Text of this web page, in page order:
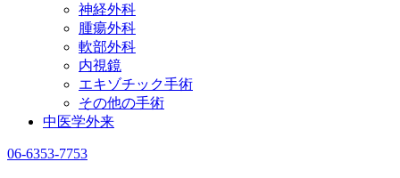
神経外科
腫瘍外科
軟部外科
内視鏡
エキゾチック手術
その他の手術
中医学外来
06-6353-7753